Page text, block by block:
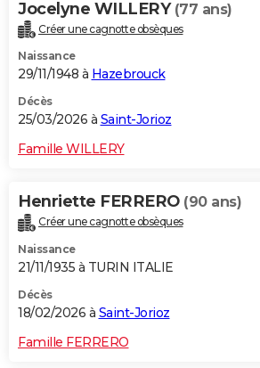
Jocelyne WILLERY (77 ans)
Créer une cagnotte obsèques
Naissance
29/11/1948 à Hazebrouck
Décès
25/03/2026 à Saint-Jorioz
Famille WILLERY
Henriette FERRERO (90 ans)
Créer une cagnotte obsèques
Naissance
21/11/1935 à TURIN ITALIE
Décès
18/02/2026 à Saint-Jorioz
Famille FERRERO